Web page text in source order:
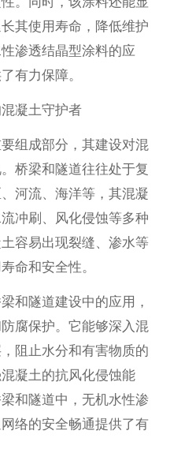
其使用寿命，降低维护
渗透结晶型涂料的应
有力保障。
凝土守护者
组成部分，其建设对混
桥梁和隧道往往处于复
河流、海洋等，其混凝
冲刷、风化侵蚀等多种
容易出现裂缝、渗水等
命和安全性。
和隧道建设中的应用，
腐保护。它能够深入混
阻止水分和有害物质的
凝土的抗风化侵蚀能
和隧道中，无机水性渗
络的安全畅通提供了有